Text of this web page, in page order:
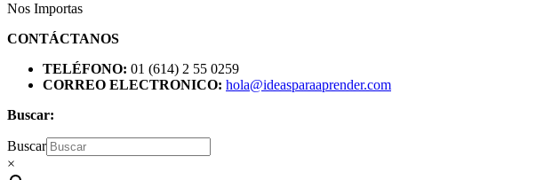
Nos Importas
CONTÁCTANOS
TELÉFONO: 01 (614) 2 55 0259
CORREO ELECTRONICO: hola@ideasparaaprender.com
Buscar:
Buscar
×